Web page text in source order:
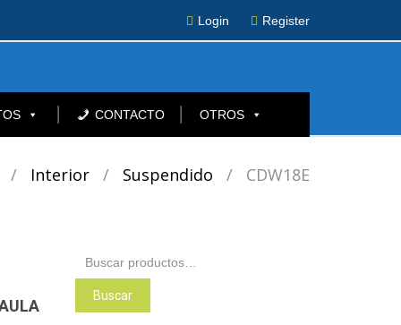
Login Register
CONTACTO OTROS
/ Interior / Suspendido / CDW18E
por:
Buscar